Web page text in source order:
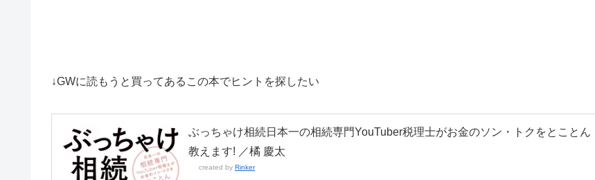
↓GWに読もうと買ってあるこの本でヒントを探したい
ぶっちゃけ相続日本一の相続専門YouTuber税理士がお金のソン・トクをとことん
教えます! ／橘 慶太
created by Rinker